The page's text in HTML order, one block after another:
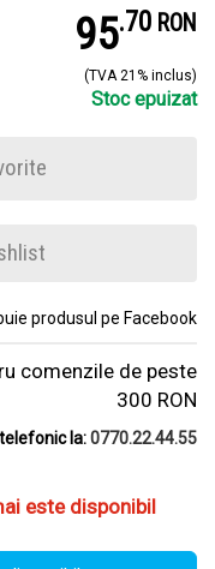
95.7 RON
(TVA 21% inclus)
Stoc epuizat
produsul pe Facebook
comenzile de peste
300 RON
la:0770.22.44.55
este disponibil